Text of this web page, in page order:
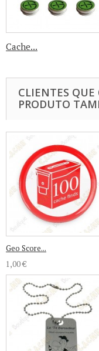
Cache...
CLIENTES QUE
PRODUTO
Geo Score...
1,00 €